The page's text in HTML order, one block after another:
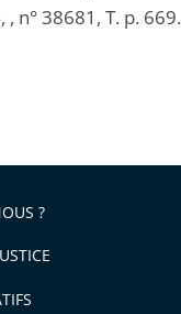
, n° 38681, T. p. 669.
?